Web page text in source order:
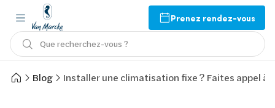
Prenez rendez-vous
Que recherchez-vous ?
Blog Installer une climatisation fixe ? Faites appel